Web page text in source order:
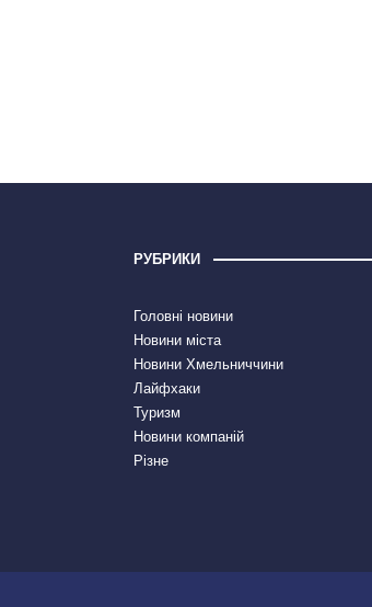
РУБРИКИ
Головні новини
Новини міста
Новини Хмельниччини
Лайфхаки
Туризм
Новини компаній
Різне